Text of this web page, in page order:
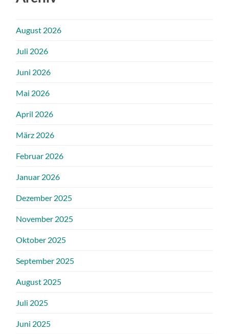
August 2026
Juli 2026
Juni 2026
Mai 2026
April 2026
März 2026
Februar 2026
Januar 2026
Dezember 2025
November 2025
Oktober 2025
September 2025
August 2025
Juli 2025
Juni 2025